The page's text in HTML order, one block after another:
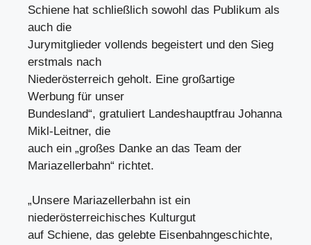
Schiene hat schließlich sowohl das Publikum als
auch die
Jurymitglieder vollends begeistert und den Sieg
erstmals nach
Niederösterreich geholt. Eine großartige
Werbung für unser
Bundesland“, gratuliert Landeshauptfrau Johanna
Mikl-Leitner, die
auch ein „großes Danke an das Team der
Mariazellerbahn“ richtet.
„Unsere Mariazellerbahn ist ein
niederösterreichisches Kulturgut
auf Schiene, das gelebte Eisenbahngeschichte,